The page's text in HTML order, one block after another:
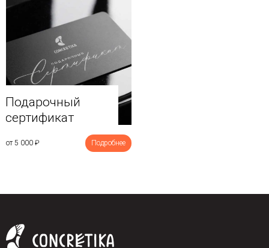
Подарочный
сертификат
от 5 000 ₽ Подробнее